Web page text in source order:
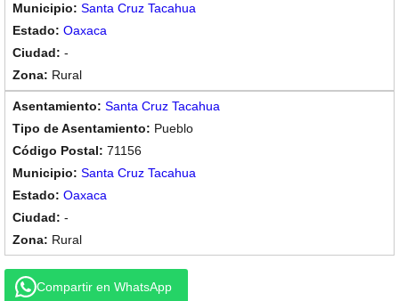
Santa Cruz Tacahua
Oaxaca
-
Rural
Santa Cruz Tacahua
Pueblo
71156
Santa Cruz Tacahua
Oaxaca
-
Rural
Compartir en WhatsApp